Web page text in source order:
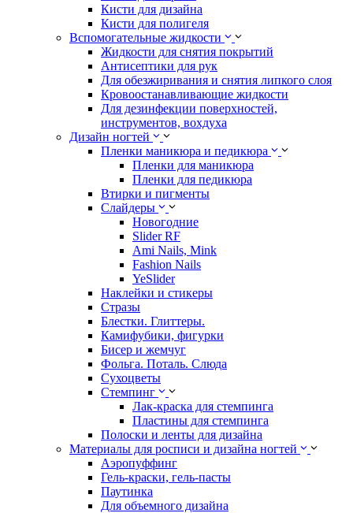
Кисти для дизайна
Кисти для полигеля
Вспомогательные жидкости
Жидкости для снятия покрытий
Антисептики для рук
Для обезжиривания и снятия липкого слоя
Кровоостанавливающие жидкости
Для дезинфекции поверхностей,
инструментов, вохдуха
Дизайн ногтей
Пленки маникюра и педикюра
Пленки для маникюра
Пленки для педикюра
Втирки и пигменты
Слайдеры
Новогодние
Slider RF
Ami Nails, Mink
Fashion Nails
YeSlider
Наклейки и стикеры
Стразы
Блестки. Глиттеры.
Камифубики, фигурки
Бисер и жемчуг
Фольга. Поталь. Слюда
Сухоцветы
Стемпинг
Лак-краска для стемпинга
Пластины для стемпинга
Полоски и ленты для дизайна
Материалы для росписи и дизайна ногтей
Аэропуффинг
Гель-краски, гель-пасты
Паутинка
Для объемного дизайна